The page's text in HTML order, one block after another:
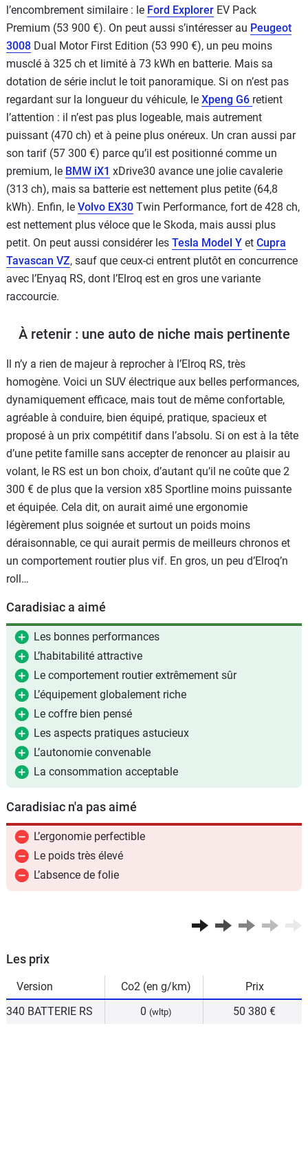
l’encombrement similaire : le Ford Explorer EV Pack
Premium (53 900 €). On peut aussi s’intéresser au Peugeot
3008 Dual Motor First Edition (53 990 €), un peu moins
musclé à 325 ch et limité à 73 kWh en batterie. Mais sa
dotation de série inclut le toit panoramique. Si on n’est pas
regardant sur la longueur du véhicule, le Xpeng G6 retient
l’attention : il n’est pas plus logeable, mais autrement
puissant (470 ch) et à peine plus onéreux. Un cran aussi par
son tarif (57 300 €) parce qu’il est positionné comme un
premium, le BMW iX1 xDrive30 avance une jolie cavalerie
(313 ch), mais sa batterie est nettement plus petite (64,8
kWh). Enfin, le Volvo EX30 Twin Performance, fort de 428 ch,
est nettement plus véloce que le Skoda, mais aussi plus
petit. On peut aussi considérer les Tesla Model Y et Cupra
Tavascan VZ, sauf que ceux-ci entrent plutôt en concurrence
avec l’Enyaq RS, dont l’Elroq est en gros une variante
raccourcie.
À retenir : une auto de niche mais pertinente
Il n’y a rien de majeur à reprocher à l’Elroq RS, très
homogène. Voici un SUV électrique aux belles performances,
dynamiquement efficace, mais tout de même confortable,
agréable à conduire, bien équipé, pratique, spacieux et
proposé à un prix compétitif dans l’absolu. Si on est à la tête
d’une petite famille sans accepter de renoncer au plaisir au
volant, le RS est un bon choix, d’autant qu’il ne coûte que 2
300 € de plus que la version x85 Sportline moins puissante
et équipée. Cela dit, on aurait aimé une ergonomie
légèrement plus soignée et surtout un poids moins
déraisonnable, ce qui aurait permis de meilleurs chronos et
un comportement routier plus vif. En gros, un peu d’Elroq’n
roll…
Caradisiac a aimé
Les bonnes performances
L’habitabilité attractive
Le comportement routier extrêmement sûr
L’équipement globalement riche
Le coffre bien pensé
Les aspects pratiques astucieux
L’autonomie convenable
La consommation acceptable
Caradisiac n'a pas aimé
L’ergonomie perfectible
Le poids très élevé
L’absence de folie
Les prix
Version Co2 (en g/km)
Prix
340 BATTERIE RS
0 (wltp) 50 380 €